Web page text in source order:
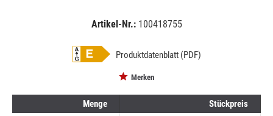
Artikel-Nr.: 100418755
Produktdatenblatt (PDF)
Merken
Menge
Stückpreis